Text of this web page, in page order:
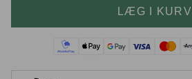
LÆG I KURV